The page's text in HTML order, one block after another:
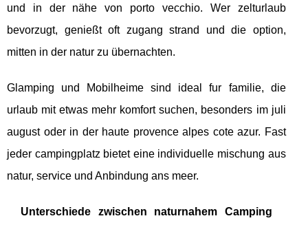
und in der nähe von porto vecchio. Wer zelturlaub
bevorzugt, genießt oft zugang strand und die option,
mitten in der natur zu übernachten.
Glamping und Mobilheime sind ideal fur familie, die
urlaub mit etwas mehr komfort suchen, besonders im juli
august oder in der haute provence alpes cote azur. Fast
jeder campingplatz bietet eine individuelle mischung aus
natur, service und Anbindung ans meer.
Unterschiede zwischen naturnahem Camping